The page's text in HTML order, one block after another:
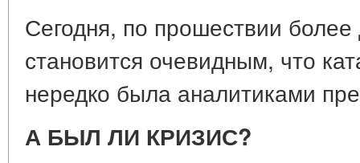
Сегодня, по прошествии более
становится очевидным, что
нередко была аналитиками
А БЫЛ ЛИ КРИЗИС?